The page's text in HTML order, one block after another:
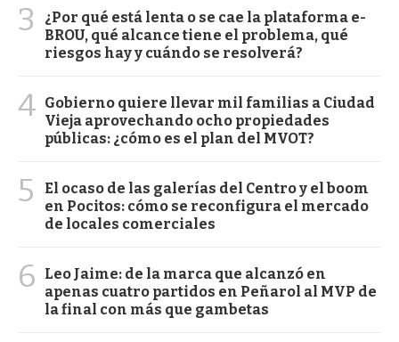
3
¿Por qué está lenta o se cae la plataforma e-
BROU, qué alcance tiene el problema, qué
riesgos hay y cuándo se resolverá?
4 Gobierno quiere llevar mil familias a Ciudad
Vieja aprovechando ocho propiedades
públicas: ¿cómo es el plan del MVOT?
5
El ocaso de las galerías del Centro y el boom
en Pocitos: cómo se reconfigura el mercado
de locales comerciales
6
Leo Jaime: de la marca que alcanzó en
apenas cuatro partidos en Peñarol al MVP de
la final con más que gambetas